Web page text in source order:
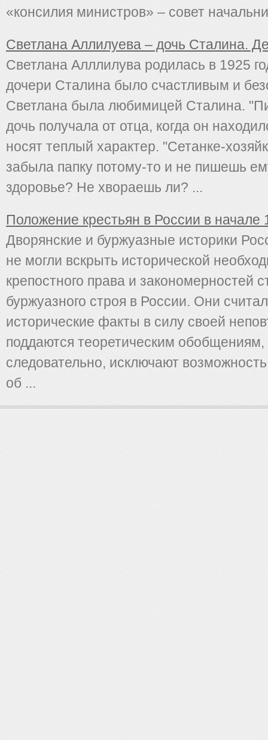
«консилия министров» – совет
Светлана Аллилуева – дочь Сталина.
Светлана Алллилува родилась в 1925
дочери Сталина было счастливым и
Светлана была любимицей Сталина.
дочь получала от отца, когда он
носят теплый характер. "Сетанке-
забыла папку потому-то и не пишешь
здоровье? Не хвораешь ли? ...
Положение крестьян в России в начале
Дворянские и буржуазные историки
не могли вскрыть исторической
крепостного права и закономерностей
буржуазного строя в России. Они
исторические факты в силу своей
поддаются теоретическим обобщениям,
следовательно, исключают
об ...